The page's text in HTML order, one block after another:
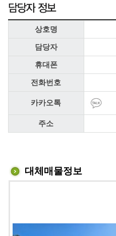
상호명
담당자
휴대폰
전화번호
카카오톡
주소
대체매물정보